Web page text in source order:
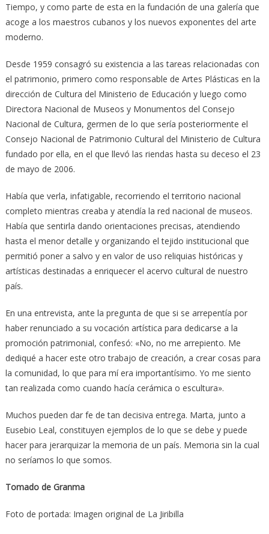
Tiempo, y como parte de esta en la fundación de una galería que
acoge a los maestros cubanos y los nuevos exponentes del arte
moderno.
Desde 1959 consagró su existencia a las tareas relacionadas con
el patrimonio, primero como responsable de Artes Plásticas en la
dirección de Cultura del Ministerio de Educación y luego como
Directora Nacional de Museos y Monumentos del Consejo
Nacional de Cultura, germen de lo que sería posteriormente el
Consejo Nacional de Patrimonio Cultural del Ministerio de Cultura
fundado por ella, en el que llevó las riendas hasta su deceso el 23
de mayo de 2006.
Había que verla, infatigable, recorriendo el territorio nacional
completo mientras creaba y atendía la red nacional de museos.
Había que sentirla dando orientaciones precisas, atendiendo
hasta el menor detalle y organizando el tejido institucional que
permitió poner a salvo y en valor de uso reliquias históricas y
artísticas destinadas a enriquecer el acervo cultural de nuestro
país.
En una entrevista, ante la pregunta de que si se arrepentía por
haber renunciado a su vocación artística para dedicarse a la
promoción patrimonial, confesó: «No, no me arrepiento. Me
dediqué a hacer este otro trabajo de creación, a crear cosas para
la comunidad, lo que para mí era importantísimo. Yo me siento
tan realizada como cuando hacía cerámica o escultura».
Muchos pueden dar fe de tan decisiva entrega. Marta, junto a
Eusebio Leal, constituyen ejemplos de lo que se debe y puede
hacer para jerarquizar la memoria de un país. Memoria sin la cual
no seríamos lo que somos.
Tomado de Granma
Foto de portada: Imagen original de La Jiribilla